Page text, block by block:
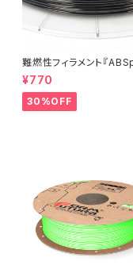
難燃性フィラメント『
ame Retardant』：お試
プル 10M
¥770
30%OFF